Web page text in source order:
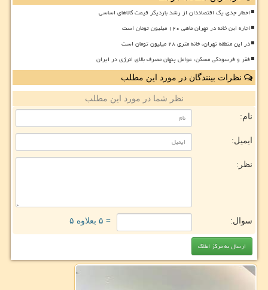
اخطار جدی یک اقتصاددان از رشد باردیگر قیمت کالاهای اساسی
اجاره این خانه در تهران ماهی ۱۲۰ میلیون تومان است
در این منطقه تهران، خانه متری ۲۸ میلیون تومان است
فقر و فرسودگی مسکن، عوامل پنهان مصرف بالای انرژی در ایران
نظرات بینندگان در مورد این مطلب
نظر شما در مورد این مطلب
نام:
ایمیل:
نظر:
سوال: = ۵ بعلاوه ۵